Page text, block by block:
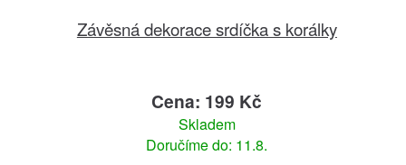
Závěsná dekorace srdíčka s korálky
Cena: 199 Kč
Skladem
Doručíme do: 11.8.